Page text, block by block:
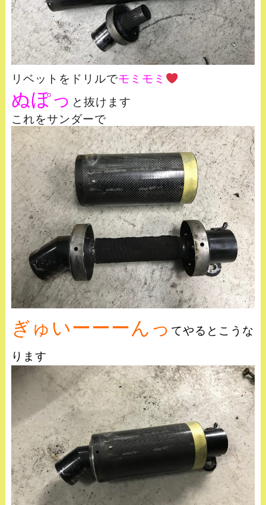
リベットをドリルでモミモミ
ぬぽっ と抜けます
これをサンダーで
ぎゅいーーーんっ てやるとこうな
ります